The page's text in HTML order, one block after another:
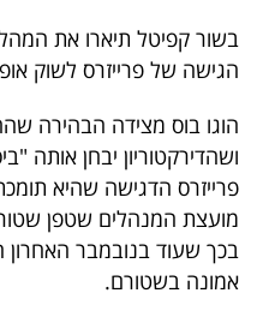
פרסמו
באייס
עקבו
אחרינו:
בשור קפיטל תיארו את
הגישה של פרייזרס לשוק
הוגו בוס מצידה הבהירה
ושהדירקטוריון יבחן אותה
פרייזרס הדגישה שהיא
מועצת המנהלים שטפן
בכך שעוד בנובמבר
אמונה בשטורם.